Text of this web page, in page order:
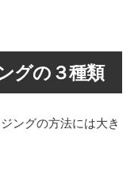
グの３種類
ングの方法には大き